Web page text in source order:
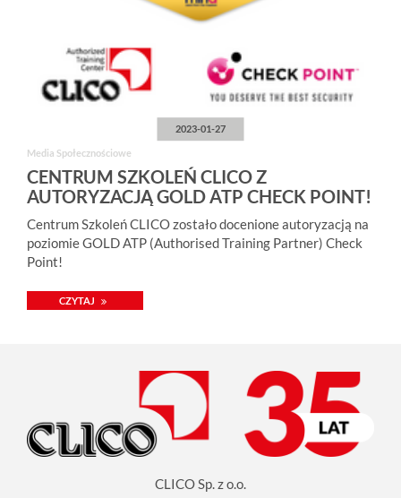
2023-01-27
Media Społecznościowe
CENTRUM SZKOLEŃ CLICO Z
AUTORYZACJĄ GOLD ATP CHECK POINT!
Centrum Szkoleń CLICO zostało docenione autoryzacją na
poziomie GOLD ATP (Authorised Training Partner) Check
Point!
CZYTAJ
CLICO Sp. z o.o.